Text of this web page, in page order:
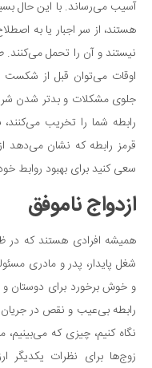
بیماری و درمان
کودک و مادر
ورزش و تندرستی
روانشناسی
مراکز پزشکی و دارویی
فرهنگ و هنر
سینما و تئاتر
تلویزیون
موسیقی
چهره‌ها
عکاسی و هنرهای
کتاب و کتاب‌خوانی
تاریخ
معماری
آسیب می‌رساند. با این حال
هستند، از سر اجبار یا به
نیستند و آن را تحمل
اوقات می‌توان قبل از
جلوی مشکلات و بدتر شدن
رابطه شما را تخریب
قرمز رابطه که نشان می‌دهد
سعی کنید برای بهبود روابط
ازدواج ناموفق
همیشه افرادی هستند که در
شغل پایدار، پدر و مادری
و خوش برخورد برای دوستان
رابطه بی‌عیب و نقص در جریان
نگاه کنیم، چیزی که می‌بینیم،
زوج‌ها برای نظرات یکدیگر